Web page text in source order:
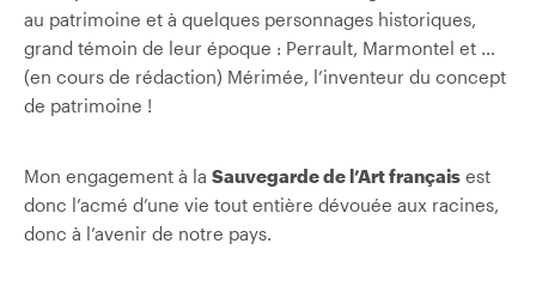
au patrimoine et à quelques personnages historiques,
grand témoin de leur époque : Perrault, Marmontel et …
(en cours de rédaction) Mérimée, l’inventeur du concept
de patrimoine !
Mon engagement à la Sauvegarde de l’Art français est
donc l’acmé d’une vie tout entière dévouée aux racines,
donc à l’avenir de notre pays.